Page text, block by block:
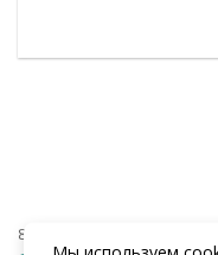
8 (938) 441-20-90